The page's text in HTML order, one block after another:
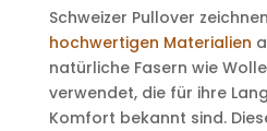
Schweizer Pullover
hochwertigen Materialien
natürliche Fasern wie
verwendet, die für ihre
Komfort bekannt sind.